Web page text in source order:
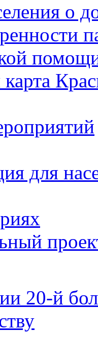
о
для
20-й